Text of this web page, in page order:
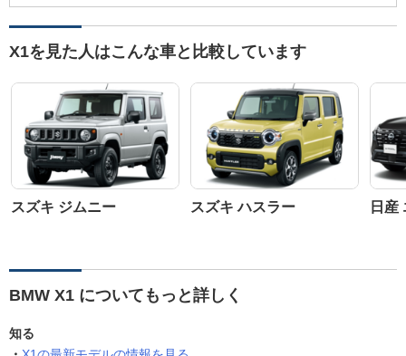
X1を見た人はこんな車と比較しています
スズキ ジムニー スズキ ハスラー 日産
BMW X1 についてもっと詳しく
知る